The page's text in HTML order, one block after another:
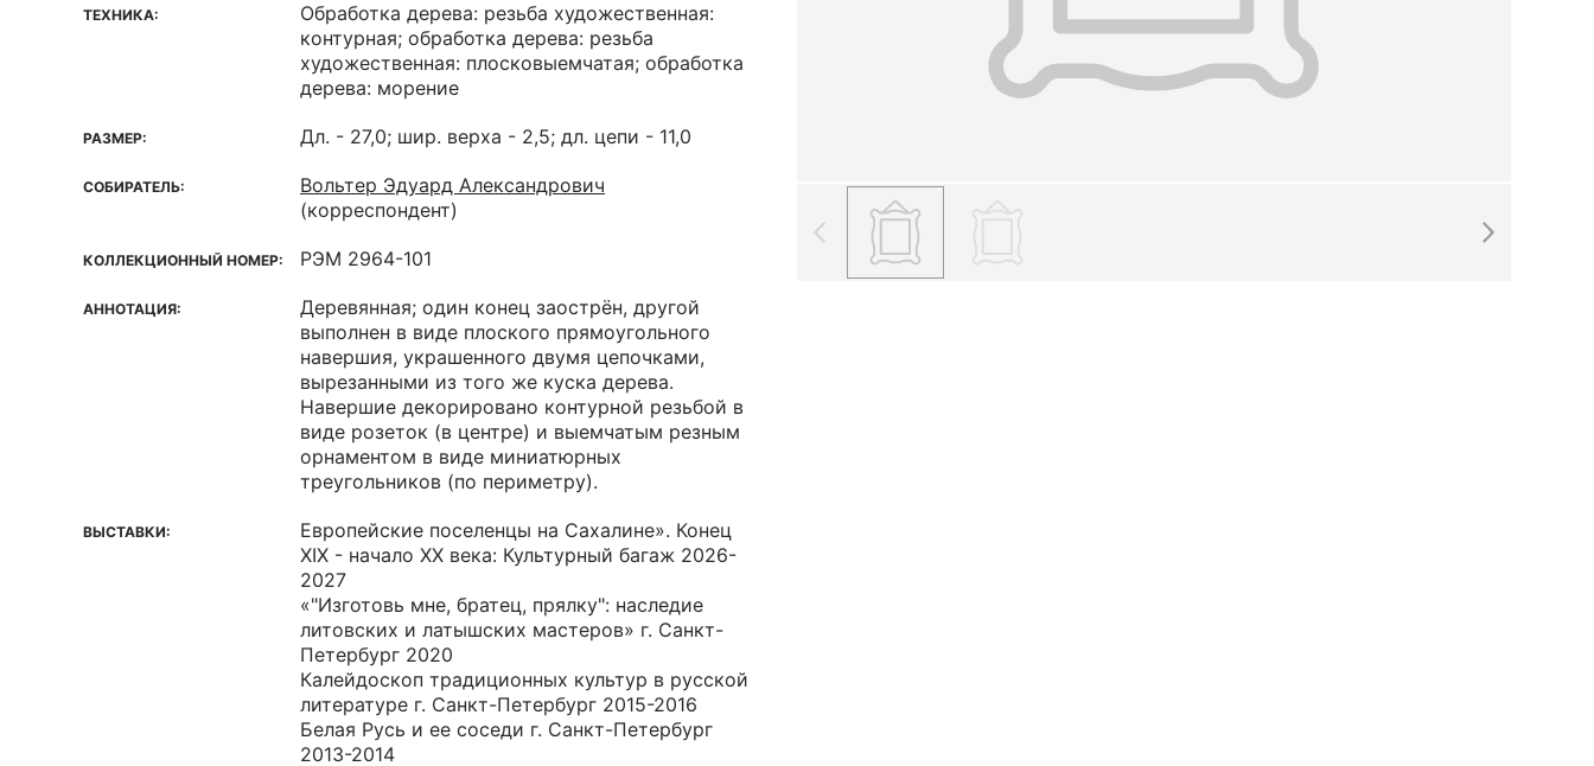
ТЕХНИКА:
Обработка дерева: резьба художественная:
контурная; обработка дерева: резьба
художественная: плосковыемчатая; обработка
дерева: морение
РАЗМЕР: Дл. - 27,0; шир. верха - 2,5; дл. цепи - 11,0
СОБИРАТЕЛЬ:
Вольтер Эдуард Александрович
(корреспондент)
КОЛЛЕКЦИОННЫЙ НОМЕР: РЭМ 2964-101
АННОТАЦИЯ:
Деревянная; один конец заострён, другой
выполнен в виде плоского прямоугольного
навершия, украшенного двумя цепочками,
вырезанными из того же куска дерева.
Навершие декорировано контурной резьбой в
виде розеток (в центре) и выемчатым резным
орнаментом в виде миниатюрных
треугольников (по периметру).
ВЫСТАВКИ:
Европейские поселенцы на Сахалине». Конец
XIX - начало XX века: Культурный багаж 2026-
2027
«"Изготовь мне, братец, прялку": наследие
литовских и латышских мастеров» г. Санкт-
Петербург 2020
Калейдоскоп традиционных культур в русской
литературе г. Санкт-Петербург 2015-2016
Белая Русь и ее соседи г. Санкт-Петербург
2013-2014